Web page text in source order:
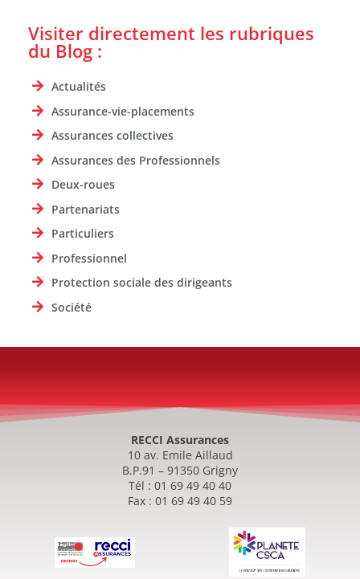
Visiter directement les rubriques
du Blog :
Actualités
Assurance-vie-placements
Assurances collectives
Assurances des Professionnels
Deux-roues
Partenariats
Particuliers
Professionnel
Protection sociale des dirigeants
Société
RECCI Assurances
10 av. Emile Aillaud
B.P.91 – 91350 Grigny
Tél : 01 69 49 40 40
Fax : 01 69 49 40 59